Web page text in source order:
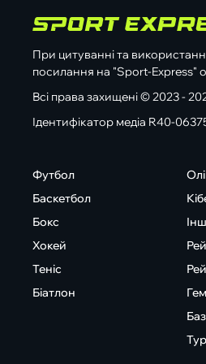
При цитуванні та
посилання на "Sport-Express"
Всі права захищені © 2023 -
Ідентифікатор медіа R40-
Футбол
Баскетбол
Бокс
Хокей
Теніс
Біатлон